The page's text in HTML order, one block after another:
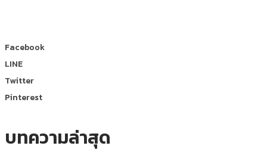
Facebook
LINE
Twitter
Pinterest
บทความล่าสุด